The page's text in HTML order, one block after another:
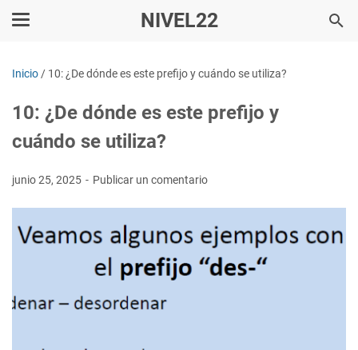
NIVEL22
Inicio / 10: ¿De dónde es este prefijo y cuándo se utiliza?
10: ¿De dónde es este prefijo y
cuándo se utiliza?
junio 25, 2025 Publicar un comentario